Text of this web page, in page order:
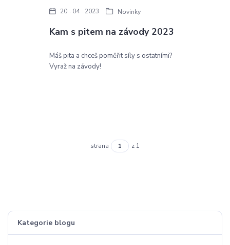
Kategorie blogu
Kam s pitem na závody 2023
20 04 2023 Novinky
Máš pita a chceš poměřit síly s ostatními?
Vyraž na závody!
strana z 1